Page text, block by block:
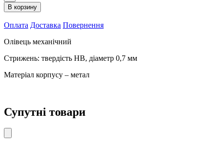
Tianmao
0,7
з
металевим
корпусом
6901
кількість
В корзину
Оплата Доставка Повернення
Олівець механічний
Стрижень: твердість НВ, діаметр 0,7 мм
Матеріал корпусу – метал
Супутні товари